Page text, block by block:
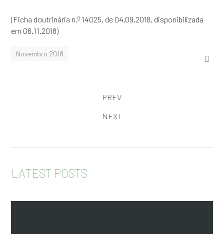
(Ficha doutrinária n.º 14025, de 04.09.2018, disponibilizada
em 06.11.2018)
Novembro 2018
PREV
NEXT
LATEST POSTS